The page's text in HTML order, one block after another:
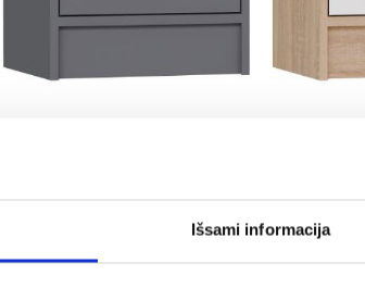
Išsami informacija